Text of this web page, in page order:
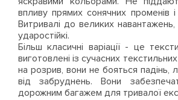
впливу прямих сонячних променів і
Витривалі до великих навантажень,
ударостійкі.
Більш класичні варіації - це
виготовлені із сучасних
на розрив, вони не бояться падінь,
від забруднень. Вони
дорожним багажем для тривалої